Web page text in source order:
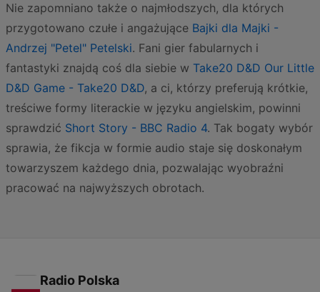
Nie zapomniano także o najmłodszych, dla których
przygotowano czułe i angażujące Bajki dla Majki -
Andrzej "Petel" Petelski. Fani gier fabularnych i
fantastyki znajdą coś dla siebie w Take20 D&D Our Little
D&D Game - Take20 D&D, a ci, którzy preferują krótkie,
treściwe formy literackie w języku angielskim, powinni
sprawdzić Short Story - BBC Radio 4. Tak bogaty wybór
sprawia, że fikcja w formie audio staje się doskonałym
towarzyszem każdego dnia, pozwalając wyobraźni
pracować na najwyższych obrotach.
Radio Polska